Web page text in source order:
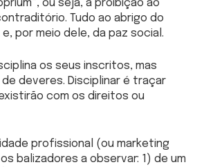
ou seja, a proibição ao
Tudo ao abrigo do
por meio dele, da paz social.
os seus inscritos, mas
deveres. Disciplinar é traçar
com os direitos ou
profissional (ou marketing
balizadores a observar: 1) de um